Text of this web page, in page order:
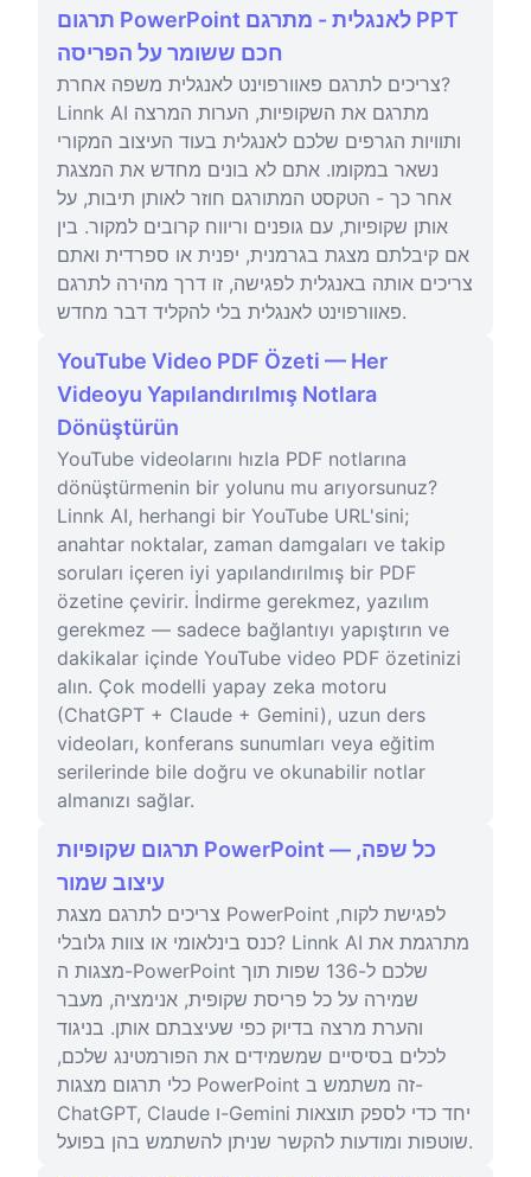
תרגום PowerPoint לאנגלית - מתרגם PPT
חכם ששומר על הפריסה
צריכים לתרגם פאוורפוינט לאנגלית משפה אחרת?
Linnk AI מתרגם את השקופיות, הערות המרצה
ותוויות הגרפים שלכם לאנגלית בעוד העיצוב המקורי
נשאר במקומו. אתם לא בונים מחדש את המצגת
אחר כך - הטקסט המתורגם חוזר לאותן תיבות, על
אותן שקופיות, עם גופנים וריווח קרובים למקור. בין
אם קיבלתם מצגת בגרמנית, יפנית או ספרדית ואתם
צריכים אותה באנגלית לפגישה, זו דרך מהירה לתרגם
פאוורפוינט לאנגלית בלי להקליד דבר מחדש.
YouTube Video PDF Özeti — Her
Videoyu Yapılandırılmış Notlara
Dönüştürün
YouTube videolarını hızla PDF notlarına
dönüştürmenin bir yolunu mu arıyorsunuz?
Linnk AI, herhangi bir YouTube URL'sini;
anahtar noktalar, zaman damgaları ve takip
soruları içeren iyi yapılandırılmış bir PDF
özetine çevirir. İndirme gerekmez, yazılım
gerekmez — sadece bağlantıyı yapıştırın ve
dakikalar içinde YouTube video PDF özetinizi
alın. Çok modelli yapay zeka motoru
(ChatGPT + Claude + Gemini), uzun ders
videoları, konferans sunumları veya eğitim
serilerinde bile doğru ve okunabilir notlar
almanızı sağlar.
תרגום שקופיות PowerPoint — כל שפה,
עיצוב שמור
צריכים לתרגם מצגת PowerPoint לפגישת לקוח,
כנס בינלאומי או צוות גלובלי? Linnk AI מתרגמת את
מצגות ה-PowerPoint שלכם ל-136 שפות תוך
שמירה על כל פריסת שקופית, אנימציה, מעבר
והערת מרצה בדיוק כפי שעיצבתם אותן. בניגוד
לכלים בסיסיים שמשמידים את הפורמטינג שלכם,
כלי תרגום מצגות PowerPoint זה משתמש ב-
ChatGPT, Claude ו-Gemini יחד כדי לספק תוצאות
שוטפות ומודעות להקשר שניתן להשתמש בהן בפועל.